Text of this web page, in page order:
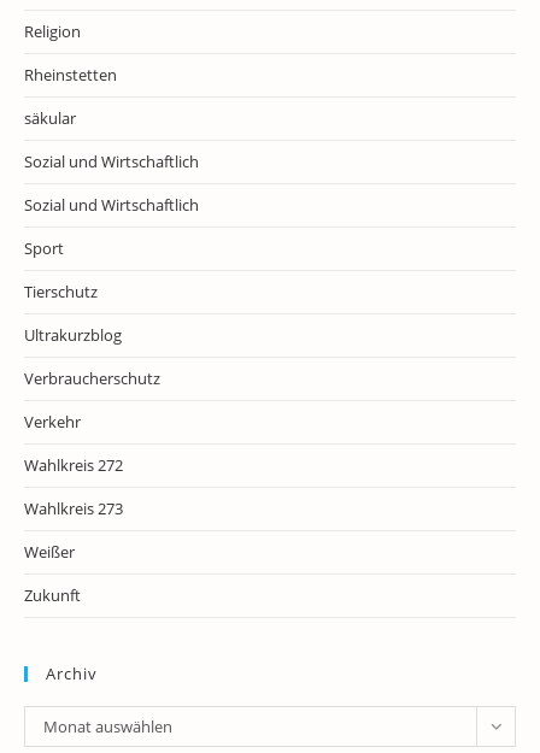
Religion
Rheinstetten
säkular
Sozial und Wirtschaftlich
Sozial und Wirtschaftlich
Sport
Tierschutz
Ultrakurzblog
Verbraucherschutz
Verkehr
Wahlkreis 272
Wahlkreis 273
Weißer
Zukunft
Archiv
Archiv
Monat auswählen